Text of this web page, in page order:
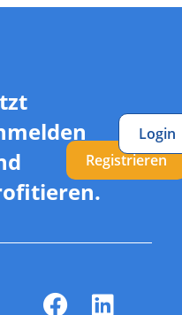
Registrieren
Login